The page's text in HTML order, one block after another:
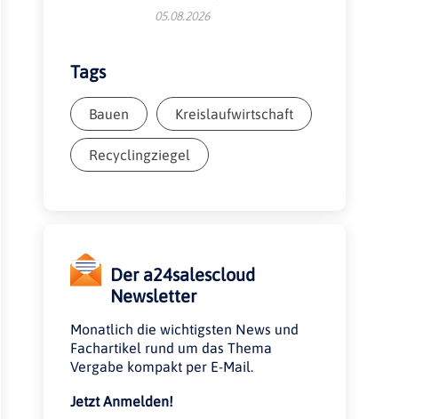
05.08.2026
Tags
Bauen Kreislaufwirtschaft
Recyclingziegel
Der a24salescloud
Newsletter
Monatlich die wichtigsten News und
Fachartikel rund um das Thema
Vergabe kompakt per E-Mail.
Jetzt Anmelden!